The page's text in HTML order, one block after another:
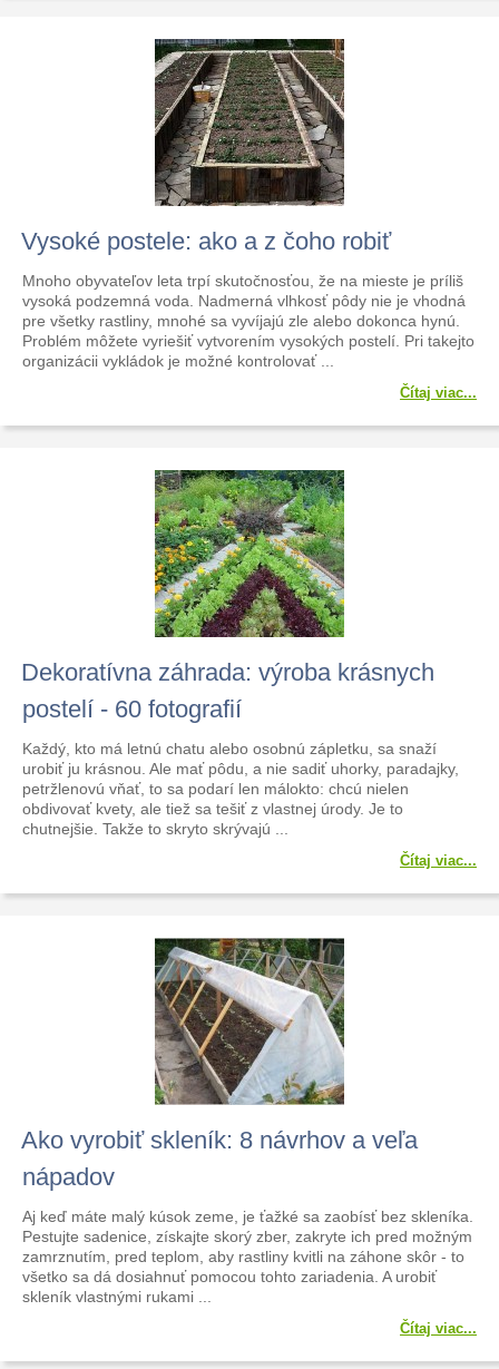
Vysoké postele: ako a z čoho robiť
Mnoho obyvateľov leta trpí skutočnosťou, že na mieste je príliš
vysoká podzemná voda. Nadmerná vlhkosť pôdy nie je vhodná
pre všetky rastliny, mnohé sa vyvíjajú zle alebo dokonca hynú.
Problém môžete vyriešiť vytvorením vysokých postelí. Pri takejto
organizácii vykládok je možné kontrolovať ...
Čítaj viac...
Dekoratívna záhrada: výroba krásnych
postelí - 60 fotografií
Každý, kto má letnú chatu alebo osobnú zápletku, sa snaží
urobiť ju krásnou. Ale mať pôdu, a nie sadiť uhorky, paradajky,
petržlenovú vňať, to sa podarí len málokto: chcú nielen
obdivovať kvety, ale tiež sa tešiť z vlastnej úrody. Je to
chutnejšie. Takže to skryto skrývajú ...
Čítaj viac...
Ako vyrobiť skleník: 8 návrhov a veľa
nápadov
Aj keď máte malý kúsok zeme, je ťažké sa zaobísť bez skleníka.
Pestujte sadenice, získajte skorý zber, zakryte ich pred možným
zamrznutím, pred teplom, aby rastliny kvitli na záhone skôr - to
všetko sa dá dosiahnuť pomocou tohto zariadenia. A urobiť
skleník vlastnými rukami ...
Čítaj viac...